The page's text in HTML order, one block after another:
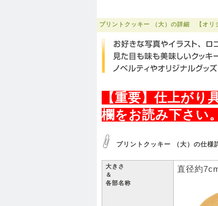
プリントクッキー （大）の詳細 【オリ
【重要】仕上がり
欄をお読み下さい
プリントクッキー （大）の仕様
大きさ
＆
各部名称
直径約